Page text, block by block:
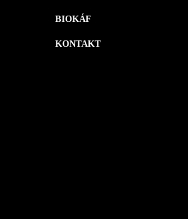
BIOKÁF
KONTAKT